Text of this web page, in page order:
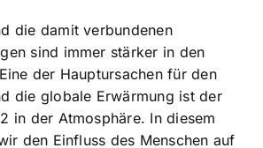
die damit verbundenen
sind immer stärker in den
der Hauptursachen für den
die globale Erwärmung ist der
in der Atmosphäre. In diesem
den Einfluss des Menschen auf